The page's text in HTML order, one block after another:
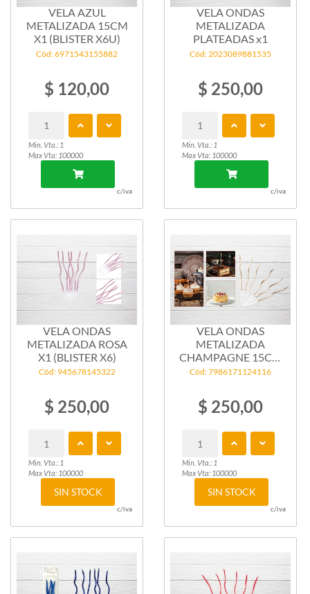
VELA AZUL
METALIZADA 15CM
X1 (BLISTER X6U)
Cód: 6971543155882
$ 120,00
Min. Vta.: 1
Max Vta: 100000
c/iva
VELA ONDAS
METALIZADA
PLATEADAS x1
Cód: 2023089881535
$ 250,00
Min. Vta.: 1
Max Vta: 100000
c/iva
VELA ONDAS
METALIZADA ROSA
X1 (BLISTER X6)
Cód: 945678145322
$ 250,00
Min. Vta.: 1
Max Vta: 100000
SIN STOCK
c/iva
VELA ONDAS
METALIZADA
CHAMPAGNE 15CM
X1
Cód: 7986171124116
$ 250,00
Min. Vta.: 1
Max Vta: 100000
SIN STOCK
c/iva